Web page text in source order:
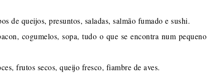
de queijos, presuntos, saladas, salmão fumado e sushi.
cogumelos, sopa, tudo o que se encontra num pequeno
frutos secos, queijo fresco, fiambre de aves.